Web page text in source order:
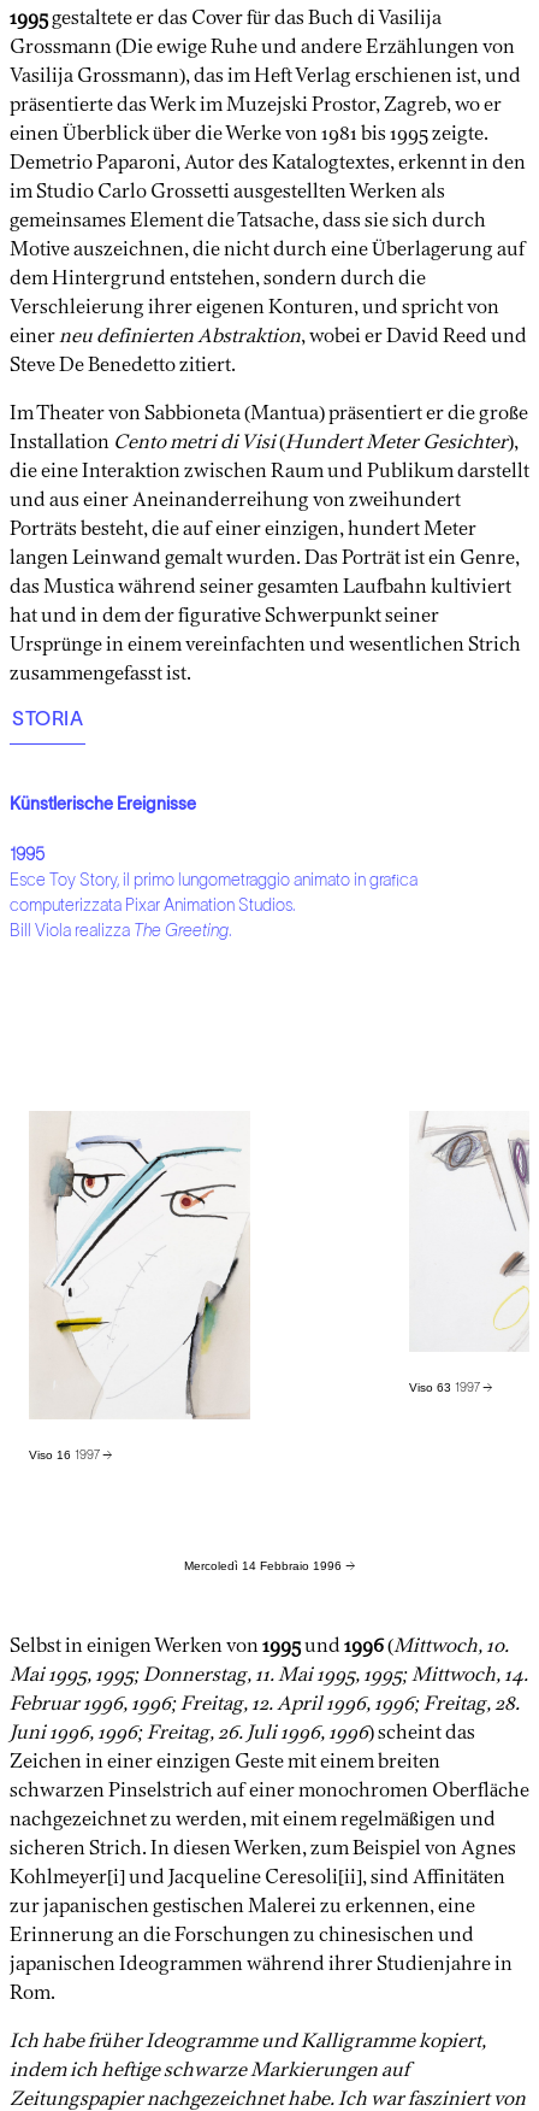
1995gestaltete er das Cover für das Buch di Vasilija
Grossmann (Die ewige Ruhe und andere Erzählungen von
Vasilija Grossmann), das im Heft Verlag erschienen ist, und
präsentierte das Werk im Muzejski Prostor, Zagreb, wo er
einen Überblick über die Werke von 1981 bis 1995 zeigte.
Demetrio Paparoni, Autor des Katalogtextes, erkennt in den
im Studio Carlo Grossetti ausgestellten Werken als
gemeinsames Element die Tatsache, dass sie sich durch
Motive auszeichnen, die nicht durch eine Überlagerung auf
dem Hintergrund entstehen, sondern durch die
Verschleierung ihrer eigenen Konturen, und spricht von
einer neu definierten Abstraktion, wobei er David Reed und
Steve De Benedetto zitiert.
Im Theater von Sabbioneta (Mantua) präsentiert er die große
Installation Cento metri di Visi(Hundert Meter Gesichter),
die eine Interaktion zwischen Raum und Publikum darstellt
und aus einer Aneinanderreihung von zweihundert
Porträts besteht, die auf einer einzigen, hundert Meter
langen Leinwand gemalt wurden. Das Porträt ist ein Genre,
das Mustica während seiner gesamten Laufbahn kultiviert
hat und in dem der figurative Schwerpunkt seiner
Ursprünge in einem vereinfachten und wesentlichen Strich
zusammengefasst ist.
STORIA
Künstlerische Ereignisse
1995
Esce Toy Story, il primo lungometraggio animato in grafica
computerizzata Pixar Animation Studios.
Bill Viola realizza The Greeting.
Viso 16 1997 →
Viso 63 1997 →
Mercoledì 14 Febbraio 1996 →
Selbst in einigen Werken von1995und1996(Mittwoch, 10.
Mai 1995, 1995; Donnerstag, 11. Mai 1995, 1995; Mittwoch, 14.
Februar 1996, 1996; Freitag, 12. April 1996, 1996; Freitag, 28.
Juni 1996, 1996; Freitag, 26. Juli 1996, 1996) scheint das
Zeichen in einer einzigen Geste mit einem breiten
schwarzen Pinselstrich auf einer monochromen Oberfläche
nachgezeichnet zu werden, mit einem regelmäßigen und
sicheren Strich. In diesen Werken, zum Beispiel von Agnes
Kohlmeyer[i] und Jacqueline Ceresoli[ii], sind Affinitäten
zur japanischen gestischen Malerei zu erkennen, eine
Erinnerung an die Forschungen zu chinesischen und
japanischen Ideogrammen während ihrer Studienjahre in
Rom.
Ich habe früher Ideogramme und Kalligramme kopiert,
indem ich heftige schwarze Markierungen auf
Zeitungspapier nachgezeichnet habe. Ich war fasziniert von